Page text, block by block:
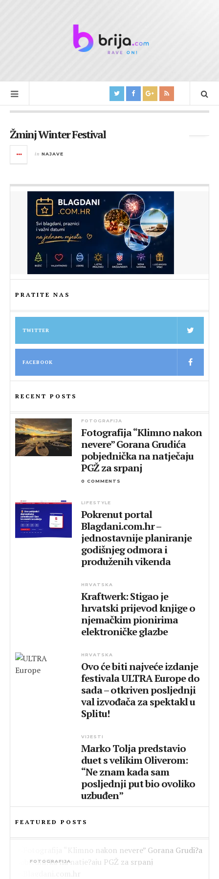
Žminj Winter Festival
in NAJAVE
PRATITE NAS
TWITTER
FACEBOOK
RECENT POSTS
FOTOGRAFIJA
Fotografija “Klimno nakon
nevere” Gorana Grudića
pobjednička na natječaju
PGŽ za srpanj
0 COMMENTS
LIFESTYLE
Pokrenut portal
Blagdani.com.hr –
jednostavnije planiranje
godišnjeg odmora i
produženih vikenda
HRVATSKA
Kraftwerk: Stigao je
hrvatski prijevod knjige o
njemačkim pionirima
elektroničke glazbe
HRVATSKA
Ovo će biti najveće izdanje
festivala ULTRA Europe do
sada – otkriven posljednji
val izvođača za spektakl u
Splitu!
VIJESTI
Marko Tolja predstavio
duet s velikim Oliverom:
“Ne znam kada sam
posljednji put bio ovoliko
uzbuđen”
FEATURED POSTS
FOTOGRAFIJA
Fotografija “Klimno nakon nevere” Gorana